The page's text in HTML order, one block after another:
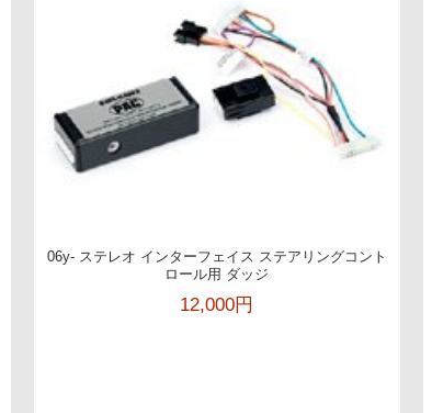
06y- ステレオ インターフェイス ステアリングコント
ロール用 ダッジ
12,000円